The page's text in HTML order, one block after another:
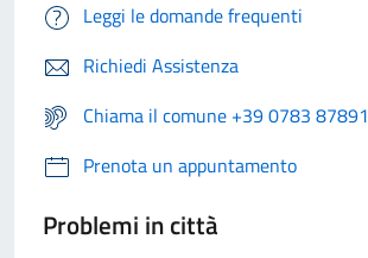
Leggi le domande frequenti
Richiedi Assistenza
Chiama il comune +39 0783 87891
Prenota un appuntamento
Problemi in città